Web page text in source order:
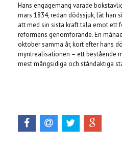
Hans engagemang varade
mars 1834, redan dödssjuk, lät han
att med sin sista kraft tala emot ett
reformens genomförande. En
oktober samma år, kort efter hans
myntrealisationen – ett bestående
mest mångsidiga och ståndaktiga